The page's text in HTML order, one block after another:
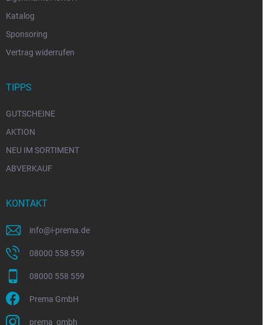
Katalog
Sponsoring
Vertrag widerrufen
TIPPS
GUTSCHEINE
AKTION
NEU IM SORTIMENT
ABVERKAUF
KONTAKT
info@i-prema.de
08000 558 559
08000 558 559
Prema GmbH
prema_gmbh